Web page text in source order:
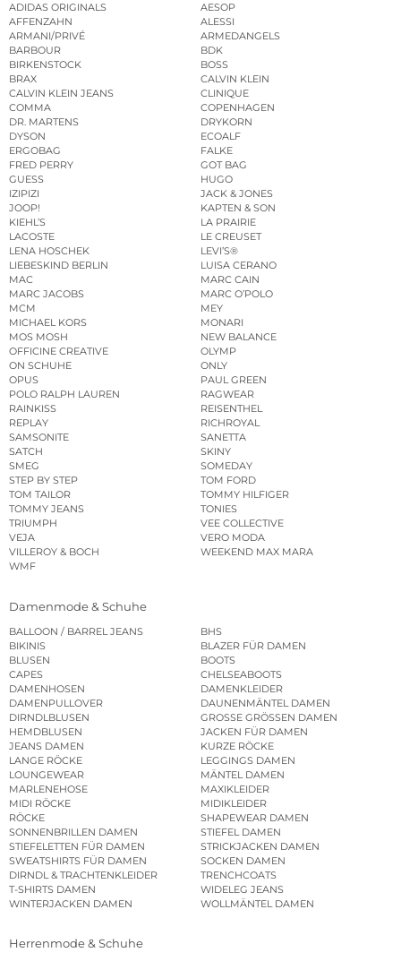
ADIDAS ORIGINALS
AESOP
AFFENZAHN
ALESSI
ARMANI/PRIVÉ
ARMEDANGELS
BARBOUR
BDK
BIRKENSTOCK
BOSS
BRAX
CALVIN KLEIN
CALVIN KLEIN JEANS
CLINIQUE
COMMA
COPENHAGEN
DR. MARTENS
DRYKORN
DYSON
ECOALF
ERGOBAG
FALKE
FRED PERRY
GOT BAG
GUESS
HUGO
IZIPIZI
JACK & JONES
JOOP!
KAPTEN & SON
KIEHL’S
LA PRAIRIE
LACOSTE
LE CREUSET
LENA HOSCHEK
LEVI’S®
LIEBESKIND BERLIN
LUISA CERANO
MAC
MARC CAIN
MARC JACOBS
MARC O’POLO
MCM
MEY
MICHAEL KORS
MONARI
MOS MOSH
NEW BALANCE
OFFICINE CREATIVE
OLYMP
ON SCHUHE
ONLY
OPUS
PAUL GREEN
POLO RALPH LAUREN
RAGWEAR
RAINKISS
REISENTHEL
REPLAY
RICHROYAL
SAMSONITE
SANETTA
SATCH
SKINY
SMEG
SOMEDAY
STEP BY STEP
TOM FORD
TOM TAILOR
TOMMY HILFIGER
TOMMY JEANS
TONIES
TRIUMPH
VEE COLLECTIVE
VEJA
VERO MODA
VILLEROY & BOCH
WEEKEND MAX MARA
WMF
Damenmode & Schuhe
BALLOON / BARREL JEANS
BHS
BIKINIS
BLAZER FÜR DAMEN
BLUSEN
BOOTS
CAPES
CHELSEABOOTS
DAMENHOSEN
DAMENKLEIDER
DAMENPULLOVER
DAUNENMÄNTEL DAMEN
DIRNDLBLUSEN
GROSSE GRÖSSEN DAMEN
HEMDBLUSEN
JACKEN FÜR DAMEN
JEANS DAMEN
KURZE RÖCKE
LANGE RÖCKE
LEGGINGS DAMEN
LOUNGEWEAR
MÄNTEL DAMEN
MARLENEHOSE
MAXIKLEIDER
MIDI RÖCKE
MIDIKLEIDER
RÖCKE
SHAPEWEAR DAMEN
SONNENBRILLEN DAMEN
STIEFEL DAMEN
STIEFELETTEN FÜR DAMEN
STRICKJACKEN DAMEN
SWEATSHIRTS FÜR DAMEN
SOCKEN DAMEN
DIRNDL & TRACHTENKLEIDER
TRENCHCOATS
T-SHIRTS DAMEN
WIDELEG JEANS
WINTERJACKEN DAMEN
WOLLMÄNTEL DAMEN
Herrenmode & Schuhe